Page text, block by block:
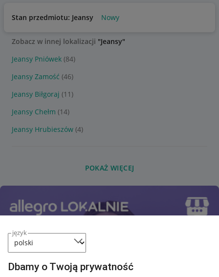
język
Dbamy o Twoją prywatność
Stan przedmiotu: Jeansy Nowy
Zobacz w innej lokalizacji "Jeansy"
Jeansy Pniówek (84)
Jeansy Zamość (46)
Jeansy Biłgoraj (11)
Jeansy Chełm (14)
Jeansy Hrubieszów (4)
POKAŻ WIĘCEJ